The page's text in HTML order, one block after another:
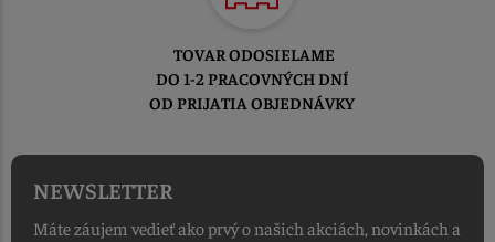
TOVAR ODOSIELAME
DO 1-2 PRACOVNÝCH DNÍ
OD PRIJATIA OBJEDNÁVKY
NEWSLETTER
Máte záujem vedieť ako prvý o našich akciách, novinkách a